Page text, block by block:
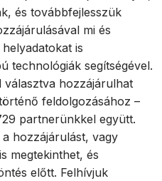
és továbbfejlesszük
mi és
is
technológiák segítségével.
választva hozzájárulhat
feldolgozásához –
partnerünkkel együtt.
hozzájárulást, vagy
megtekinthet, és
előtt. Felhívjuk